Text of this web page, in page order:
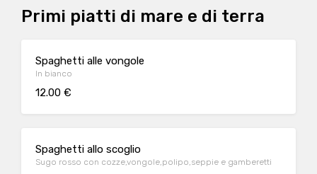
Primi piatti di mare e di terra
Spaghetti alle vongole
In bianco
12.00 €
Spaghetti allo scoglio
Sugo rosso con cozze,vongole,polipo,seppie e gamberetti